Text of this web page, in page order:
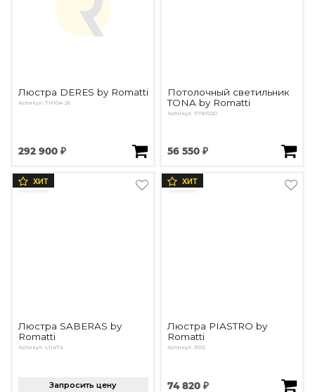
Люстра DERES by Romatti
Артикул: TH104-26
292 900 ₽
Потолочный светильник
TONA by Romatti
Артикул: PT81020
56 550 ₽
ХИТ
Люстра SABERAS by
Romatti
Артикул: L11474
Запросить цену
ХИТ
Люстра PIASTRO by
Romatti
Артикул: 3992
74 820 ₽